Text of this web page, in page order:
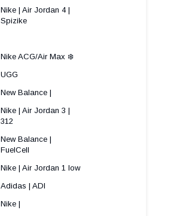
Nike | Air Jordan 4 |
Spizike ​
Nike ACG/Air Max ❄️
UGG
New Balance |
Nike | Air Jordan 3 |
312 ​
New Balance |
FuelCell ​
Nike | Air Jordan 1 low
Adidas | ADI
Nike |